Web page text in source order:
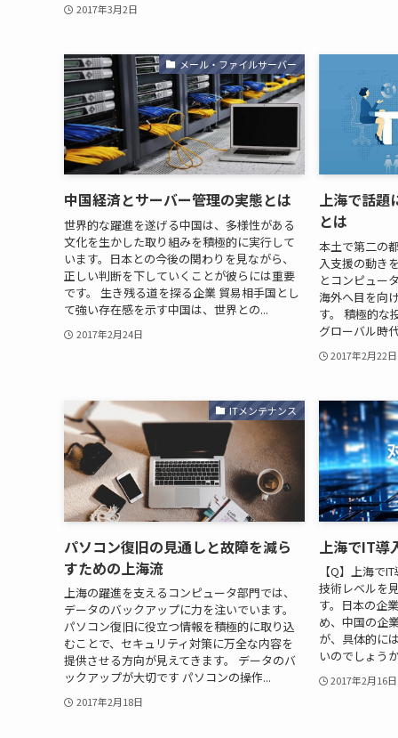
2017年3月2日
メール・ファイルサーバー
中国経済とサーバー管理の実態とは
世界的な躍進を遂げる中国は、多様性がある
文化を生かした取り組みを積極的に実行して
います。日本との今後の関わりを見ながら、
正しい判断を下していくことが彼らには重要
です。 生き残る道を探る企業 貿易相手国とし
て強い存在感を示す中国は、世界との...
2017年2月24日
上海で話題
とは
本土で第二の
入支援の動き
とコンピュー
海外へ目を向
す。 積極的な
グローバル時
2017年2月22日
ITメンテナンス
パソコン復旧の見通しと故障を減ら
すための上海流
上海の躍進を支えるコンピュータ部門では、
データのバックアップに力を注いでいます。
パソコン復旧に役立つ情報を積極的に取り込
むことで、セキュリティ対策に万全な内容を
提供させる方向が見えてきます。 データのバ
ックアップが大切です パソコンの操作...
2017年2月18日
上海でIT導
【Q】上海で
技術レベルを
す。日本の企
め、中国の企
が、具体的に
いのでしょう
2017年2月16日